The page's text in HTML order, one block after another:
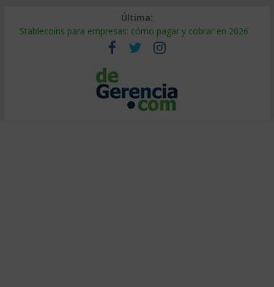
Última:
Stablecoins para empresas: cómo pagar y cobrar en 2026
Despido silencioso: qué es y por qué sale tan caro
IA en selección de personal: cómo auditarla a tiempo
Trabajo forzoso en la cadena de suministro: qué hacer
Mercado hispano de EE. UU.: cómo segmentarlo y venderle